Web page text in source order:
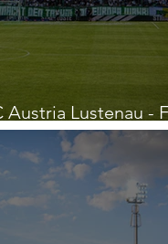
Austria Lustenau -